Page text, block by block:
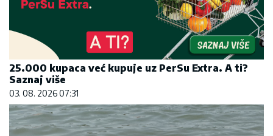
25.000 kupaca već kupuje uz PerSu Extra. A ti?
Saznaj više
03. 08. 2026 07:31